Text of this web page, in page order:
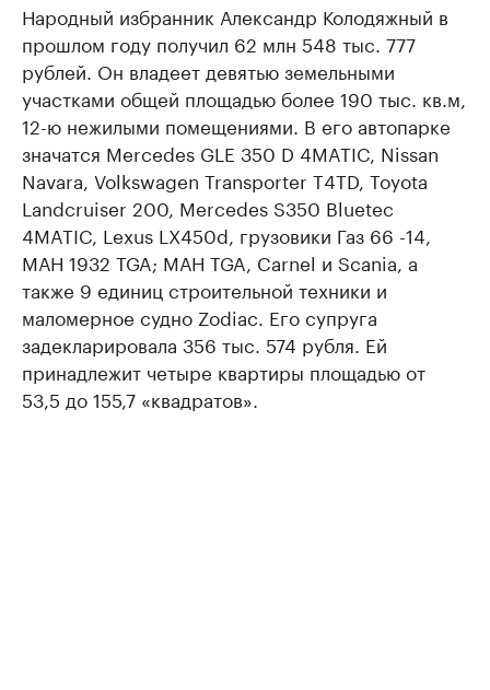
Народный избранник Александр Колодяжный в
прошлом году получил 62 млн 548 тыс. 777
рублей. Он владеет девятью земельными
участками общей площадью более 190 тыс. кв.м,
12-ю нежилыми помещениями. В его автопарке
значатся Mercedes GLE 350 D 4MATIC, Nissan
Navara, Volkswagen Transporter Т4TD, Toyota
Landcruiser 200, Mercedes S350 Bluetec
4MATIC, Lexus LX450d, грузовики Газ 66 -14,
МАН 1932 TGA; МАН TGA, Carnel и Scania, а
также 9 единиц строительной техники и
маломерное судно Zodiac. Его супруга
задекларировала 356 тыс. 574 рубля. Ей
принадлежит четыре квартиры площадью от
53,5 до 155,7 «квадратов».